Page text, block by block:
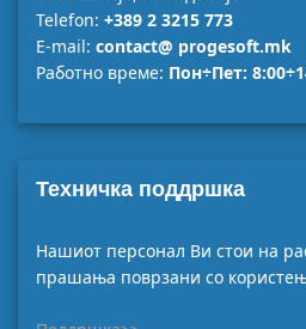
Telefon: +389 2 3215 773
E-mail: contact@ progesoft.mk
Работно време: Пон÷Пет:
Техничка поддршка
Нашиот персонал Ви стои на
прашања поврзани со